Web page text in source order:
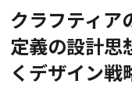
クラフティア
定義の設計思
くデザイン戦